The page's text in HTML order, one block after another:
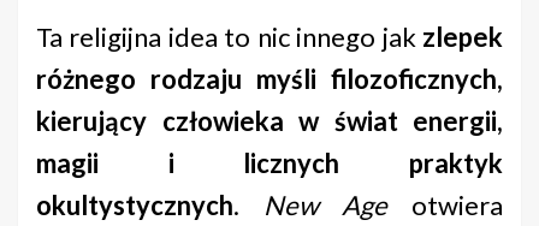
Ta religijna idea to nic innego jak zlepek
różnego rodzaju myśli filozoficznych,
kierujący człowieka w świat energii,
magii i licznych praktyk
okultystycznych. New Ageotwiera